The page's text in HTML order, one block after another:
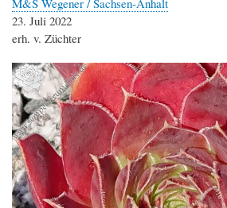
23. Juli 2022
erh. v. Züchter